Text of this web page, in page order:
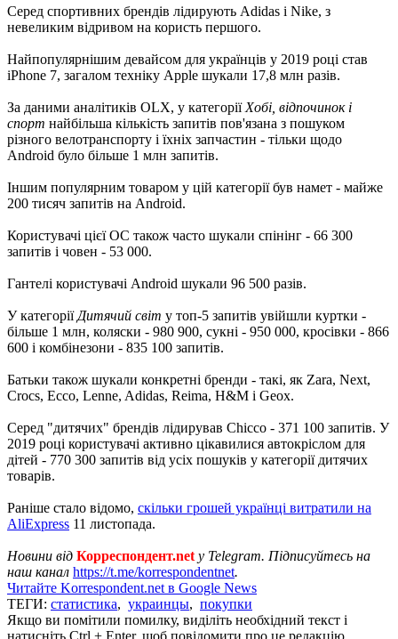
Серед спортивних брендів лідирують Adidas і Nike, з
невеликим відривом на користь першого.
Найпопулярнішим девайсом для українців у 2019 році став
iPhone 7, загалом техніку Apple шукали 17,8 млн разів.
За даними аналітиків OLX, у категорії Хобі, відпочинок і
спорт найбільша кількість запитів пов'язана з пошуком
різного велотранспорту і їхніх запчастин - тільки щодо
Android було більше 1 млн запитів.
Іншим популярним товаром у цій категорії був намет - майже
200 тисяч запитів на Android.
Користувачі цієї ОС також часто шукали спінінг - 66 300
запитів і човен - 53 000.
Гантелі користувачі Android шукали 96 500 разів.
У категорії Дитячий світ у топ-5 запитів увійшли куртки -
більше 1 млн, коляски - 980 900, сукні - 950 000, кросівки - 866
600 і комбінезони - 835 100 запитів.
Батьки також шукали конкретні бренди - такі, як Zara, Next,
Crocs, Ecco, Lenne, Adidas, Reima, H&M і Geox.
Серед "дитячих" брендів лідирував Chicco - 371 100 запитів. У
2019 році користувачі активно цікавилися автокріслом для
дітей - 770 300 запитів від усіх пошуків у категорії дитячих
товарів.
Раніше стало відомо, скільки грошей українці витратили на
AliExpress 11 листопада.
Новини від Корреспондент.net у Telegram. Підписуйтесь на
наш канал https://t.me/korrespondentnet.
Читайте Korrespondent.net в Google News
ТЕГИ: статистика, украинцы, покупки
Якщо ви помітили помилку, виділіть необхідний текст і
натисніть Ctrl + Enter, щоб повідомити про це редакцію.